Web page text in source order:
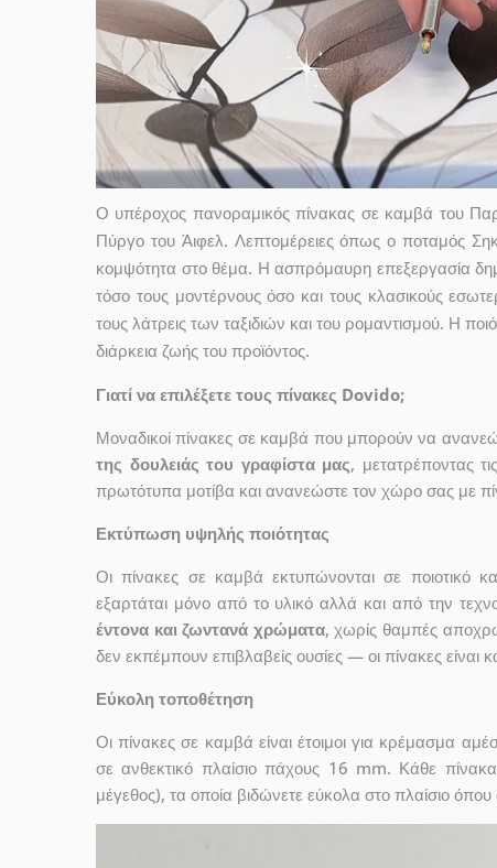
Ο υπέροχος πανοραμικός πίνακας σε καμβά του
Πύργο του Άιφελ. Λεπτομέρειες όπως ο ποταμός
κομψότητα στο θέμα. Η ασπρόμαυρη επεξεργασία
τόσο τους μοντέρνους όσο και τους κλασικούς
τους λάτρεις των ταξιδιών και του ρομαντισμού. Η
διάρκεια ζωής του προϊόντος.
Γιατί να επιλέξετε τους πίνακες Dovido;
Μοναδικοί πίνακες σε καμβά που μπορούν να
της δουλειάς του γραφίστα μας, μετατρέποντας
πρωτότυπα μοτίβα και ανανεώστε τον χώρο σας με
Εκτύπωση υψηλής ποιότητας
Οι πίνακες σε καμβά εκτυπώνονται σε ποιοτικό
εξαρτάται μόνο από το υλικό αλλά και από την
έντονα και ζωντανά χρώματα, χωρίς θαμπές
δεν εκπέμπουν επιβλαβείς ουσίες — οι πίνακες είναι
Εύκολη τοποθέτηση
Οι πίνακες σε καμβά είναι έτοιμοι για κρέμασμα
σε ανθεκτικό πλαίσιο πάχους 16 mm. Κάθε
μέγεθος), τα οποία βιδώνετε εύκολα στο πλαίσιο όπου